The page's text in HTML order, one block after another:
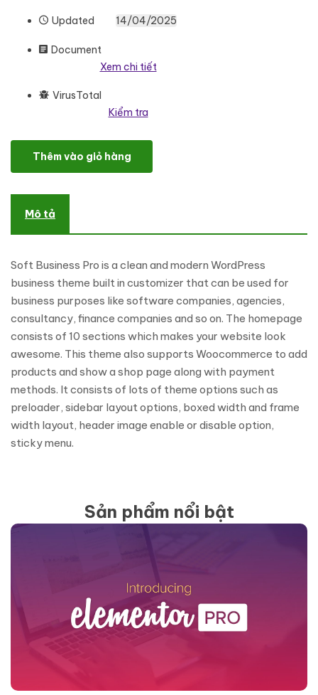
Updated 14/04/2025
Document
Xem chi tiết
VirusTotal
Kiểm tra
Soft Business Pro - Clean and Modern WordPress Business
Thêm vào giỏ hàng
Mô tả
Soft Business Pro is a clean and modern WordPress
business theme built in customizer that can be used for
business purposes like software companies, agencies,
consultancy, finance companies and so on. The homepage
consists of 10 sections which makes your website look
awesome. This theme also supports Woocommerce to add
products and show a shop page along with payment
methods. It consists of lots of theme options such as
preloader, sidebar layout options, boxed width and frame
width layout, header image enable or disable option,
sticky menu.
Sản phẩm nổi bật